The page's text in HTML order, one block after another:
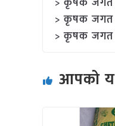
> कृषक जगत
> कृषक जगत
आपको